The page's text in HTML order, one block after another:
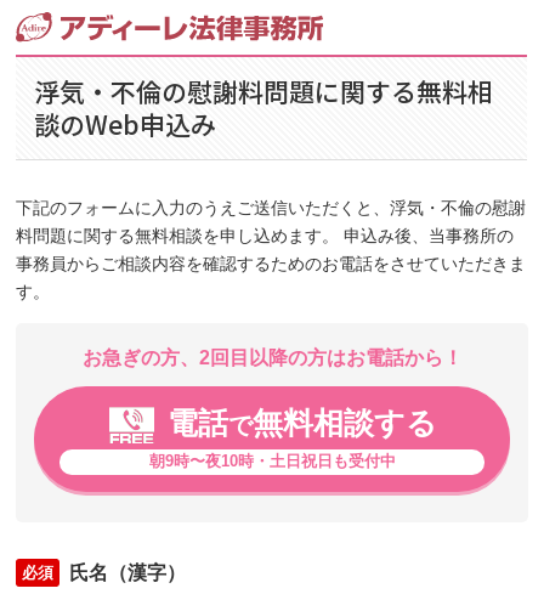
浮気・不倫の慰謝料問題に関する無料相
談のWeb申込み
下記のフォームに入力のうえご送信いただくと、浮気・不倫の慰謝
料問題に関する無料相談を申し込めます。 申込み後、当事務所の
事務員からご相談内容を確認するためのお電話をさせていただきま
す。
お急ぎの方、2回目以降の方はお電話から！
電話で無料相談する
朝9時〜夜10時・土日祝日も受付中
必須 氏名（漢字）